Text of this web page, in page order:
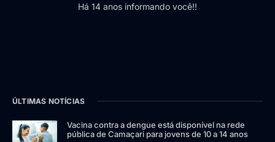
Há 14 anos informando você!!
ÚLTIMAS NOTÍCIAS
Vacina contra a dengue está disponível na rede
pública de Camaçari para jovens de 10 a 14 anos